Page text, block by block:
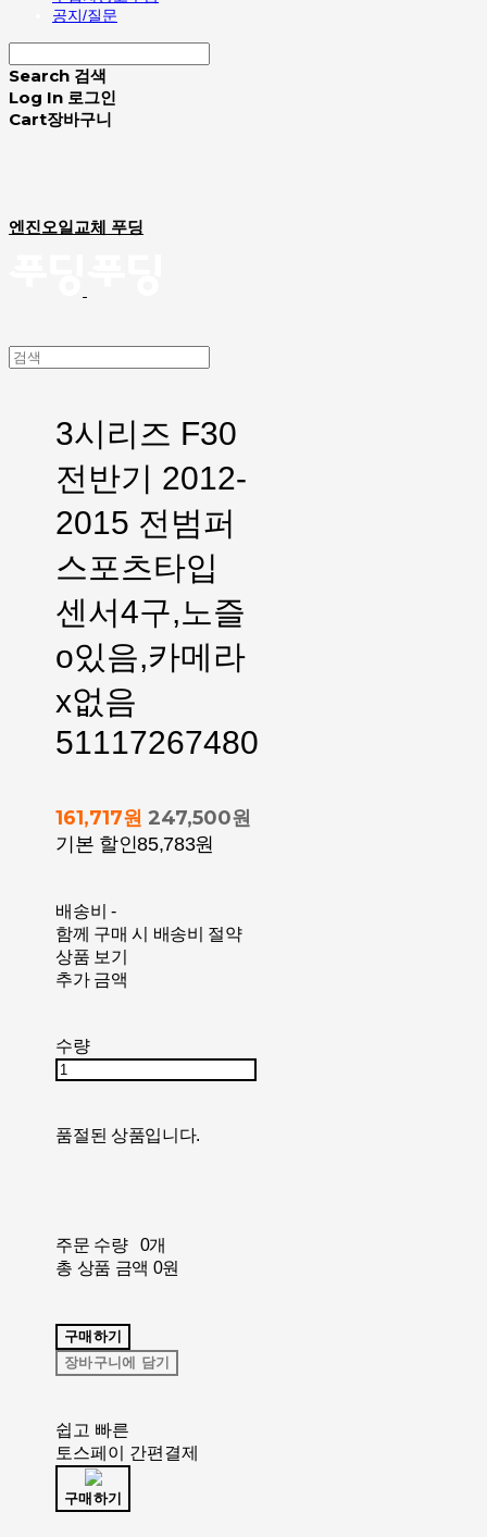
공지/질문
Search 검색
Log In 로그인
Cart장바구니
엔진오일교체 푸딩
3시리즈 F30
전반기 2012-
2015 전범퍼
스포츠타입
센서4구,노즐
o있음,카메라
x없음
51117267480
161,717원247,500원
기본 할인85,783원
배송비 -
함께 구매 시 배송비 절약
상품 보기
추가 금액
수량
품절된 상품입니다.
주문 수량
0개
총 상품 금액 0원
구매하기
장바구니에 담기
쉽고 빠른
토스페이 간편결제
구매하기